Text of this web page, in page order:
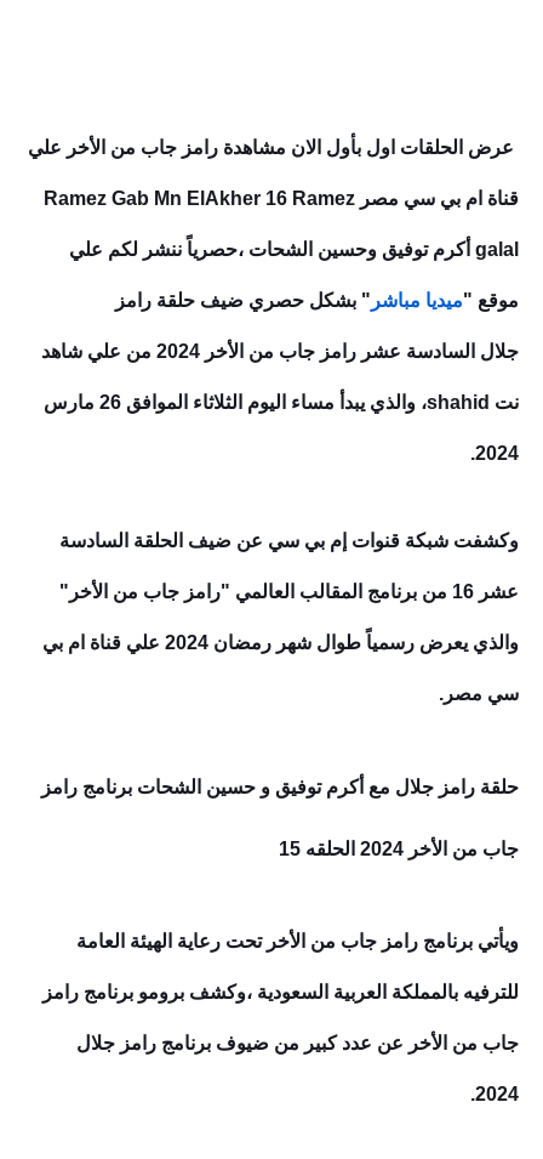
عرض الحلقات اول بأول الان مشاهدة رامز جاب من الأخر علي
قناة ام بي سي مصر Ramez Gab Mn ElAkher 16 Ramez
galal أكرم توفيق وحسين الشحات ،حصرياً ننشر لكم علي
موقع "ميديا مباشر " بشكل حصري ضيف حلقة رامز
جلال السادسة عشر رامز جاب من الأخر 2024 من علي شاهد
نت shahid، والذي يبدأ مساء اليوم الثلاثاء الموافق 26 مارس
2024.
وكشفت شبكة قنوات إم بي سي عن ضيف الحلقة السادسة
عشر 16 من برنامج المقالب العالمي "رامز جاب من الأخر"
والذي يعرض رسمياً طوال شهر رمضان 2024 علي قناة ام بي
سي مصر.
حلقة رامز جلال مع أكرم توفيق و حسين الشحات برنامج رامز
جاب من الأخر 2024 الحلقه 15
ويأتي برنامج رامز جاب من الأخر تحت رعاية الهيئة العامة
للترفيه بالمملكة العربية السعودية ،وكشف برومو برنامج رامز
جاب من الأخر عن عدد كبير من ضيوف برنامج رامز جلال
2024.